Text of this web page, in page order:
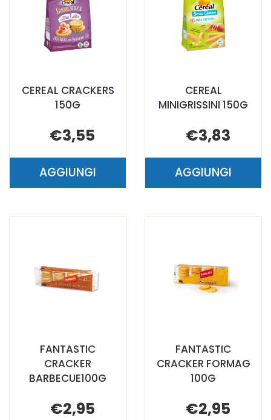
CEREAL CRACKERS
150G
€3,55
AGGIUNGIAGGIUNGI CEREAL
150G AL
CEREAL
MINIGRISSINI 150G
€3,83
AGGIUNGI
AGGIUNGI
150G AL
FANTASTIC
CRACKER
BARBECUE100G
€2,95
FANTASTIC
CRACKER FORMAG
100G
€2,95